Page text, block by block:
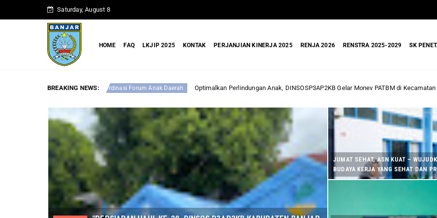
Saturday, August 8
HOME FAQ LKJIP 2025 KONTAK PERJANJIAN KINERJA 2025 RENJA 2026 RENSTRA 2025-2029 SK
BREAKING NEWS:
Koordinasi Forum Anak Daerah Optimalkan Perlindungan Anak, DINSOSP3AP2KB Gelar Monev PATBM di Kecamatan Karang Intan Dinas
JUMAT SEHAT, ASN KUAT –
BUDAYA KERJA YANG SEHAT DAN